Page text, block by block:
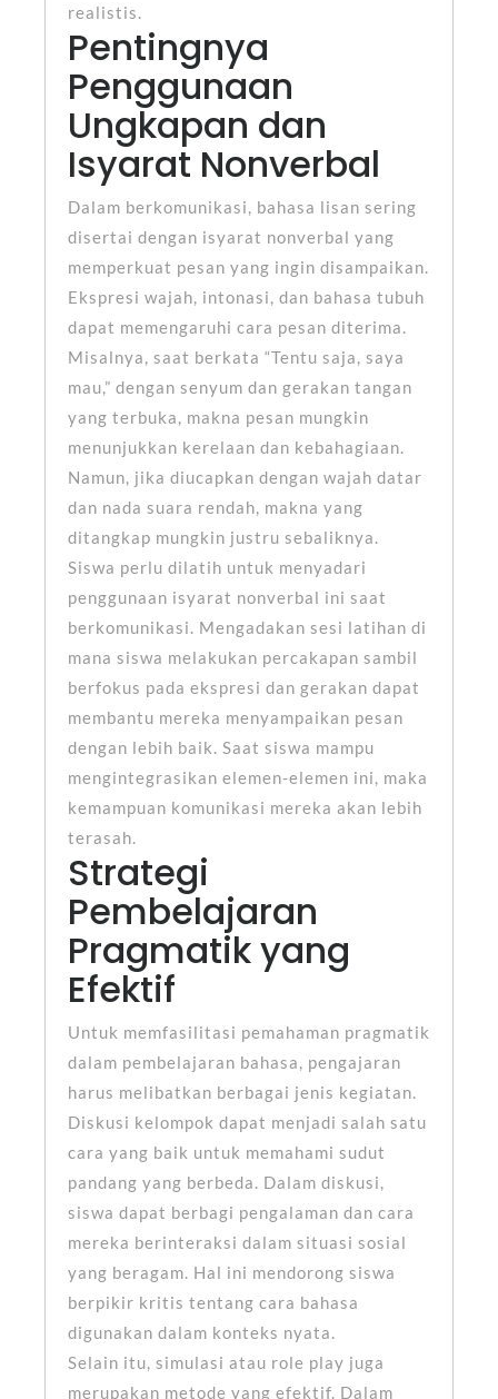
realistis.
Pentingnya
Penggunaan
Ungkapan dan
Isyarat Nonverbal
Dalam berkomunikasi, bahasa lisan sering
disertai dengan isyarat nonverbal yang
memperkuat pesan yang ingin disampaikan.
Ekspresi wajah, intonasi, dan bahasa tubuh
dapat memengaruhi cara pesan diterima.
Misalnya, saat berkata “Tentu saja, saya
mau,” dengan senyum dan gerakan tangan
yang terbuka, makna pesan mungkin
menunjukkan kerelaan dan kebahagiaan.
Namun, jika diucapkan dengan wajah datar
dan nada suara rendah, makna yang
ditangkap mungkin justru sebaliknya.
Siswa perlu dilatih untuk menyadari
penggunaan isyarat nonverbal ini saat
berkomunikasi. Mengadakan sesi latihan di
mana siswa melakukan percakapan sambil
berfokus pada ekspresi dan gerakan dapat
membantu mereka menyampaikan pesan
dengan lebih baik. Saat siswa mampu
mengintegrasikan elemen-elemen ini, maka
kemampuan komunikasi mereka akan lebih
terasah.
Strategi
Pembelajaran
Pragmatik yang
Efektif
Untuk memfasilitasi pemahaman pragmatik
dalam pembelajaran bahasa, pengajaran
harus melibatkan berbagai jenis kegiatan.
Diskusi kelompok dapat menjadi salah satu
cara yang baik untuk memahami sudut
pandang yang berbeda. Dalam diskusi,
siswa dapat berbagi pengalaman dan cara
mereka berinteraksi dalam situasi sosial
yang beragam. Hal ini mendorong siswa
berpikir kritis tentang cara bahasa
digunakan dalam konteks nyata.
Selain itu, simulasi atau role play juga
merupakan metode yang efektif. Dalam